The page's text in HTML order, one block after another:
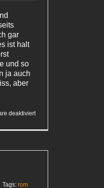
gar
ist halt
und so
ja auch
aber
deaktiviertfür
Tags: rom